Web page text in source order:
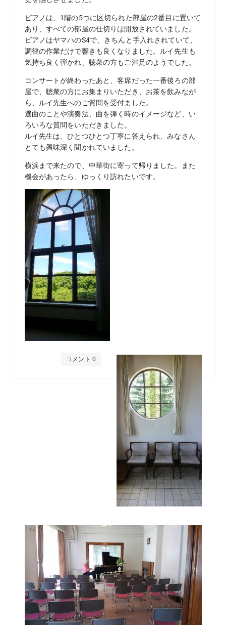
ピアノは、1階の5つに区切られた部屋の2番目に置いて
あり、すべての部屋の仕切りは開放されていました。
ピアノはヤマハのS4で、きちんと手入れされていて、
調律の作業だけで響きも良くなりました。ルイ先生も
気持ち良く弾かれ、聴衆の方もご満足のようでした。
コンサートが終わったあと、客席だった一番後ろの部
屋で、聴衆の方にお集まりいただき、お茶を飲みなが
ら、ルイ先生へのご質問を受付ました。
選曲のことや演奏法、曲を弾く時のイメージなど、い
ろいろな質問をいただきました。
ルイ先生は、ひとつひとつ丁寧に答えられ、みなさん
とても興味深く聞かれていました。
横浜まで来たので、中華街に寄って帰りました。また
機会があったら、ゆっくり訪れたいです。
コメント 0